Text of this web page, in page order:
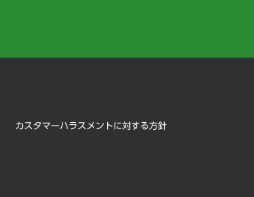
カスタマーハラスメントに対する方針